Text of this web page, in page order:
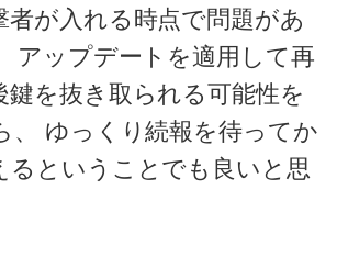
者が入れる時点で問題があ
アップデートを適用して再
鍵を抜き取られる可能性を
、 ゆっくり続報を待ってか
るということでも良いと思